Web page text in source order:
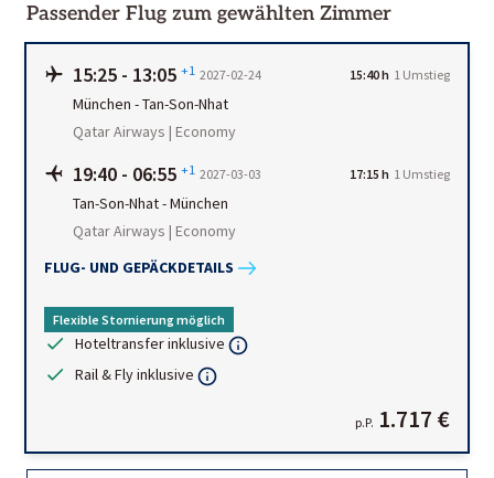
Passender Flug zum gewählten Zimmer
15:25 - 13:05 +1 2027-02-24 15:40 h 1 Umstieg
München -Tan-Son-Nhat
Qatar Airways | Economy
19:40 - 06:55 +1 2027-03-03 17:15 h 1 Umstieg
Tan-Son-Nhat-München
Qatar Airways | Economy
FLUG- UND GEPÄCKDETAILS
Flexible Stornierung möglich
Hoteltransfer inklusive
Rail & Fly inklusive
p.P. 1.717 €